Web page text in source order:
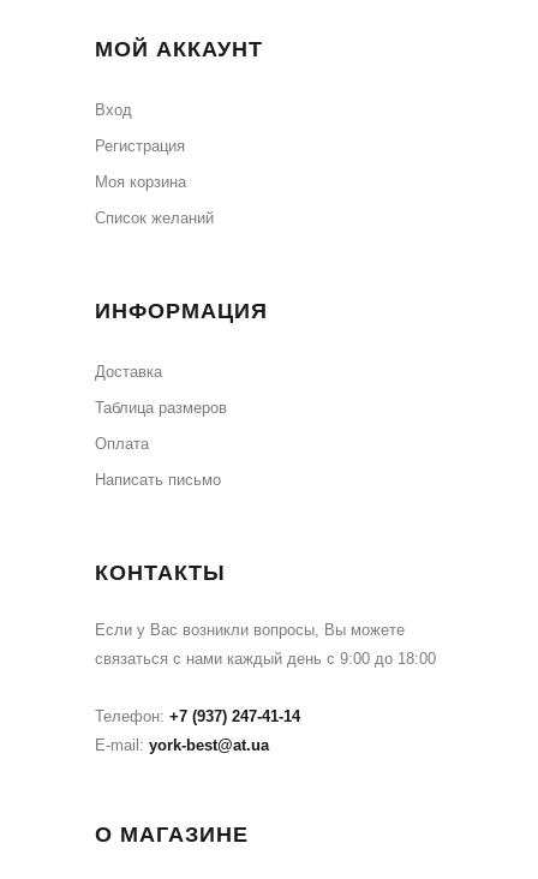
МОЙ АККАУНТ
Вход
Регистрация
Моя корзина
Cписок желаний
ИНФОРМАЦИЯ
Доставка
Таблица размеров
Оплата
Написать письмо
КОНТАКТЫ
Если у Вас возникли вопросы, Вы можете
связаться с нами каждый день с 9:00 до 18:00
Телефон: +7 (937) 247-41-14
E-mail: york-best@at.ua
О МАГАЗИНЕ